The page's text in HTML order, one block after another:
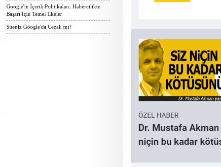
Google'ın İçerik Politikaları: Habercilikte
Başarı İçin Temel İlkeler
Siteniz Google'da Cezalı mı?